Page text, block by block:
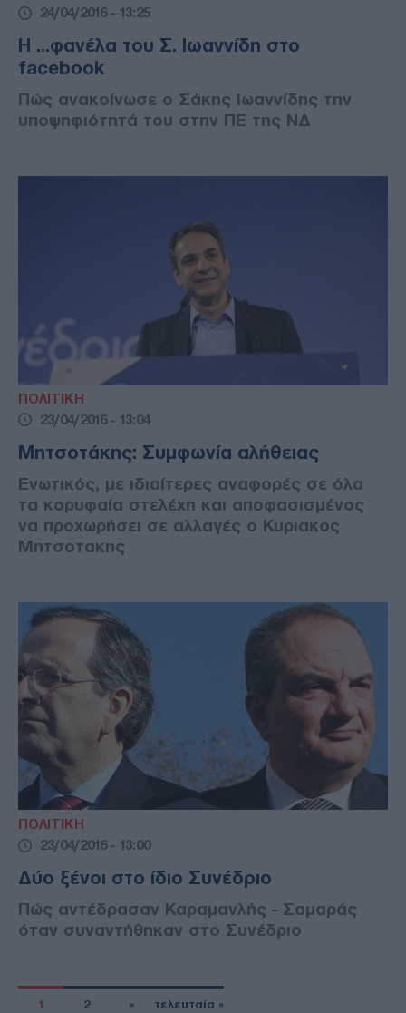
24/04/2016 - 13:25
Η ...φανέλα του Σ. Ιωαννίδη στο
facebook
Πώς ανακοίνωσε ο Σάκης Ιωαννίδης την
υποψηφιότητά του στην ΠΕ της ΝΔ
ΠΟΛΙΤΙΚΗ
23/04/2016 - 13:04
Μητσοτάκης: Συμφωνία αλήθειας
Ενωτικός, με ιδιαίτερες αναφορές σε όλα
τα κορυφαία στελέχη και αποφασισμένος
να προχωρήσει σε αλλαγές ο Κυριακος
Μητσοτακης
ΠΟΛΙΤΙΚΗ
23/04/2016 - 13:00
Δύο ξένοι στο ίδιο Συνέδριο
Πώς αντέδρασαν Καραμανλής - Σαμαράς
όταν συναντήθηκαν στο Συνέδριο
1 2 » τελευταία »